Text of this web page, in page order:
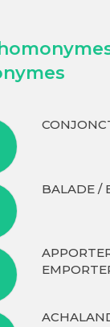
BALADE /